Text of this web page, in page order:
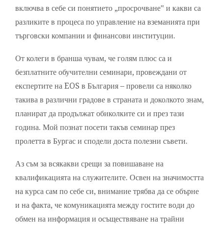
включва в себе си понятието „просрочване‟ и какви са
разликите в процеса по управление на вземанията при
търговски компании и финансови институции.
От колеги в бранша чувам, че голям плюс са и
безплатните обучителни семинари, провеждани от
експертите на EOS в България – провели са няколко
такива в различни градове в страната и доколкото знам,
планират да продължат обиколките си и през тази
година. Мой познат посети такъв семинар през
пролетта в Бургас и сподели доста полезни съвети.
Аз съм за всякакви срещи за повишаване на
квалификацията на служителите. Освен на значимостта
на курса сам по себе си, внимание трябва да се обърне
и на факта, че комуникацията между гостите води до
обмен на информация и осъществяване на трайни